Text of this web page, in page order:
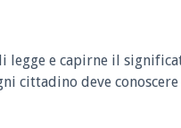
legge e capirne il
cittadino deve